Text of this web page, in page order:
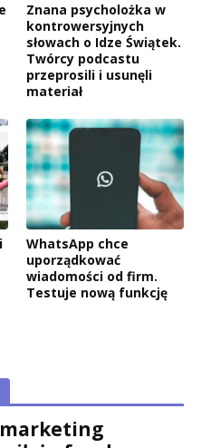
Znana psycholożka w
kontrowersyjnych
słowach o Idze Świątek.
Twórcy podcastu
przeprosili i usunęli
materiał
WhatsApp chce
uporządkować
wiadomości od firm.
Testuje nową funkcję